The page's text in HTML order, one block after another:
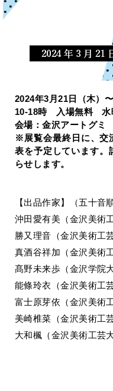
2024年3月21日（木）〜
10-18時 入場無料 水
会場：金沢アートグミ
※展覧会最終日に、交
表を予定しています。
らせします。
【出品作家】（五十音順
沖田愛有美（金沢美術
勝又理音（金沢美術工
真酒谷祥加（金沢美術
髙野未来歩（金沢学院大
能條玲衣（金沢美術工
富士原芽依（金沢美術
美崎椎菜（金沢美術工
大和楓（金沢美術工芸